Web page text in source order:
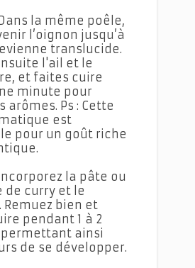
la même poêle,
l’oignon jusqu’à
translucide.
l'ail et le
et faites cuire
minute pour
arômes. Ps : Cette
est
pour un goût riche
Incorporez la pâte ou
de curry et le
Remuez bien et
pendant 1 à 2
ainsi
de se développer.